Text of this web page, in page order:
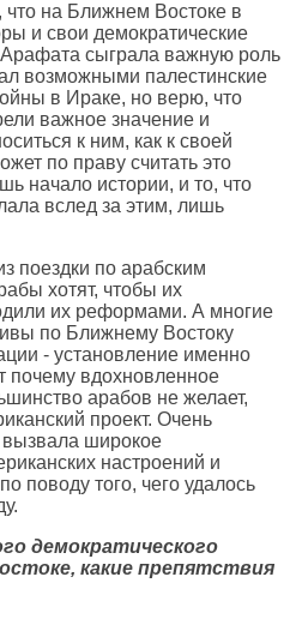
на Ближнем Востоке в
и свои демократические
сыграла важную роль
возможными палестинские
в Ираке, но верю, что
важное значение и
к ним, как к своей
по праву считать это
начало истории, и то, что
вслед за этим, лишь
поездки по арабским
хотят, чтобы их
их реформами. А многие
по Ближнему Востоку
- установление именно
почему вдохновленное
арабов не желает,
проект. Очень
широкое
настроений и
поводу того, чего удалось
демократического
какие препятствия